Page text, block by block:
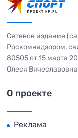
Сетевое издание
Роскомнадзором,
80505 от 15 марта
Олеся
О проекте
Реклама